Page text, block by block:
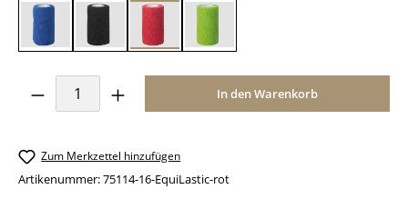
blau schwarz
Produkt Anzahl: Gib den gewünschten
In den Warenkorb
Zum Merkzettel hinzufügen
Artikenummer:75114-16-EquiLastic-rot